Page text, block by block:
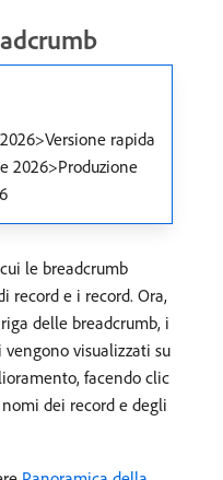
rapida
2026>Produzione
le breadcrumb
record e i record. Ora,
delle breadcrumb, i
visualizzati su
facendo clic
dei record e degli